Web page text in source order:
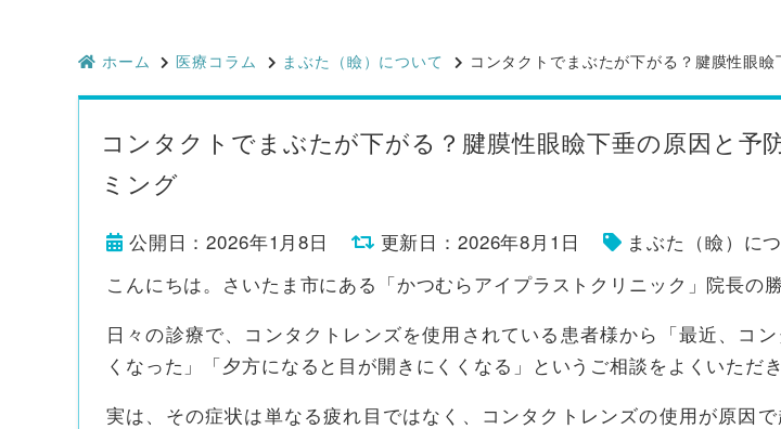
ホーム 医療コラム まぶた（瞼）について コンタクトでまぶたが下がる？腱膜性眼
コンタクトでまぶたが下がる？腱膜性眼瞼下垂の原因と予
ミング
公開日：2026年1月8日 更新日：2026年8月1日 まぶた（瞼）に
こんにちは。さいたま市にある「かつむらアイプラストクリニック」院長の勝
日々の診療で、コンタクトレンズを使用されている患者様から「最近、コ
くなった」「夕方になると目が開きにくくなる」というご相談をよくいただき
実は、その症状は単なる疲れ目ではなく、コンタクトレンズの使用が原因